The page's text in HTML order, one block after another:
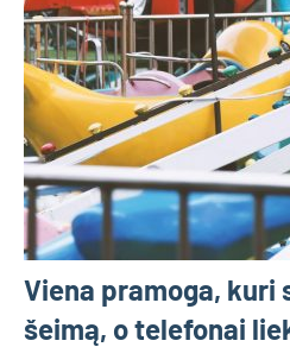
Viena pramoga, kuri
šeimą, o telefonai